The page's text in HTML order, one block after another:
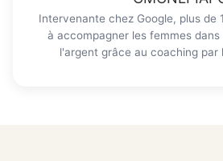
Intervenante chez Google, plus de
à accompagner les femmes
l'argent grâce au coaching par